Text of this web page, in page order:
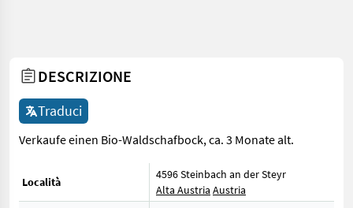
DESCRIZIONE
Traduci
Verkaufe einen Bio-Waldschafbock, ca. 3 Monate alt.
Località
4596 Steinbach an der Steyr
Alta Austria Austria